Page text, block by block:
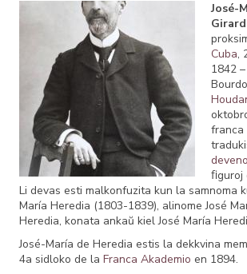
José-
Girard
Cuba,
1842
franca
deveno
ﬁguroj
Li devas esti malkonfuzita kun la samnoma
María Heredia (1803-1839), alinome José
Heredia, konata ankaŭ kiel José María
José-María de Heredia estis la dekkvina
4a sidloko de la Franca Akademio en 1894.